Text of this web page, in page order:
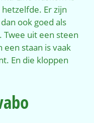
Er zijn
ook goed als
uit een steen
een staan is vaak
En die kloppen